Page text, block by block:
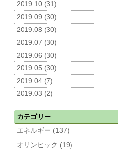
2019.10 (31)
2019.09 (30)
2019.08 (30)
2019.07 (30)
2019.06 (30)
2019.05 (30)
2019.04 (7)
2019.03 (2)
カテゴリー
エネルギー (137)
オリンピック (19)